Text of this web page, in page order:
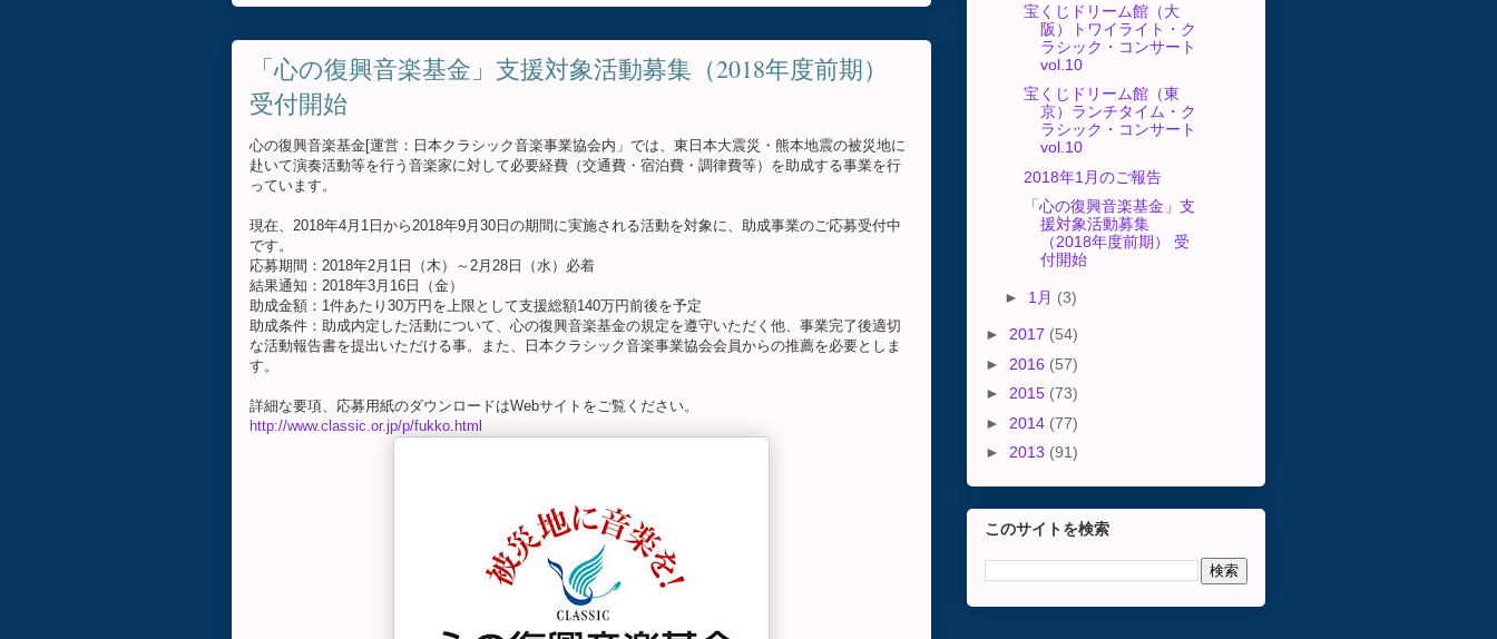
「心の復興音楽基金」支援対象活動募集（2018年度前期）
受付開始
心の復興音楽基金[運営：日本クラシック音楽事業協会内」では、東日本大震災・熊本地震の被災地に
赴いて演奏活動等を行う音楽家に対して必要経費（交通費・宿泊費・調律費等）を助成する事業を行
っています。
現在、2018年4月1日から2018年9月30日の期間に実施される活動を対象に、助成事業のご応募受付中
です。
応募期間：2018年2月1日（木）～2月28日（水）必着
結果通知：2018年3月16日（金）
助成金額：1件あたり30万円を上限として支援総額140万円前後を予定
助成条件：助成内定した活動について、心の復興音楽基金の規定を遵守いただく他、事業完了後適切
な活動報告書を提出いただける事。また、日本クラシック音楽事業協会会員からの推薦を必要としま
す。
詳細な要項、応募用紙のダウンロードはWebサイトをご覧ください。
http://www.classic.or.jp/p/fukko.html
宝くじドリーム館（大
阪）トワイライト・ク
ラシック・コンサート
vol.10
宝くじドリーム館（東
京）ランチタイム・ク
ラシック・コンサート
vol.10
2018年1月のご報告
「心の復興音楽基金」支
援対象活動募集
（2018年度前期） 受
付開始
► 1月 (3)
► 2017 (54)
► 2016 (57)
► 2015 (73)
► 2014 (77)
► 2013 (91)
このサイトを検索